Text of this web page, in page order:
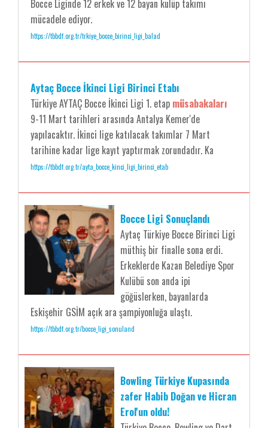
Bocce Liginde 12 erkek ve 12 bayan kulüp takımı
mücadele ediyor.
https://tbbdf.org.tr/trkiye_bocce_birinci_ligi_balad
Aytaç Bocce İkinci Ligi Birinci Etabı
Türkiye AYTAÇ Bocce İkinci Ligi 1. etap müsabakaları
9-11 Mart tarihleri arasında Antalya Kemer'de
yapılacaktır. İkinci lige katılacak takımlar 7 Mart
tarihine kadar lige kayıt yaptırmak zorundadır. Ka
https://tbbdf.org.tr/ayta_bocce_kinci_ligi_birinci_etab
Bocce Ligi Sonuçlandı
Aytaç Türkiye Bocce Birinci Ligi
müthiş bir finalle sona erdi.
Erkeklerde Kazan Belediye Spor
Kulübü son anda ipi
göğüslerken, bayanlarda
Eskişehir GSİM açık ara şampiyonluğa ulaştı.
https://tbbdf.org.tr/bocce_ligi_sonuland
Bowling Türkiye Kupasında
zafer Habib Doğan ve Hicran
Erol'un oldu!